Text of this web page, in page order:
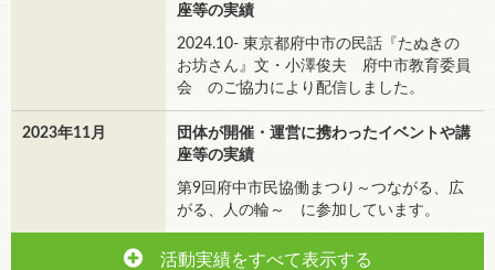
座等の実績
2024.10- 東京都府中市の民話『たぬきの
お坊さん』文・小澤俊夫 府中市教育委員
会 のご協力により配信しました。
2023年11月
団体が開催・運営に携わったイベントや講
座等の実績
第9回府中市民協働まつり～つながる、広
がる、人の輪～ に参加しています。
活動実績をすべて表示する